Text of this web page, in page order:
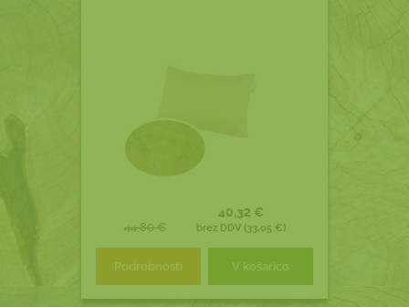
44,80 €
40,32 €
brez DDV (33,05 €)
Podrobnosti V košarico